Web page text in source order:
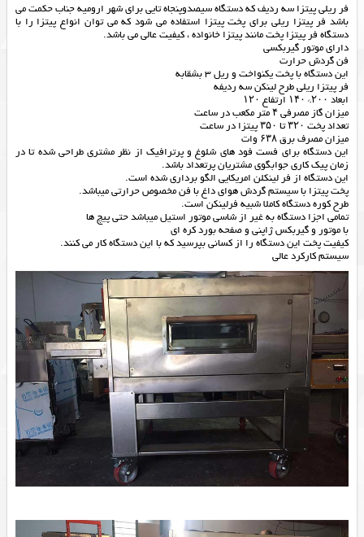
فر ریلی پیتزا سه ردیف که دستگاه سیصدوپنجاه تايي برای شهر اروميه جناب حكمت می
باشد فر پیتزا ریلی برای پخت پیتزا استفاده می شود که می توان انواع پیتزا را با
دستگاه فر پیتزا پخت مانند پیتزا خانواده ، کیفیت عالی می باشد.
دارای موتور گیربکسی
فن گردش حرارت
اين دستگاه با پخت يكنواخت و ريل ٣ بشقابه
فر پیتزا ریلی طرح لینکن سه ردیفه
ابعاد ۲۰۰* ۱۴۰ ارتفاع ۱۲۰
میزان گاز مصرفی ۴ متر مکعب در ساعت
تعداد پخت ۳۲۰ تا ۳۵۰ پیتزا در ساعت
میزان مصرف برق ۶۳۸ وات
این دستگاه برای فست فود های شلوغ و پرترافیک از نظر مشتری طراحی شده تا در
زمان پیک کاری جوابگوی مشتریان پرتعداد باشد.
این دستگاه از فر لینکلن امریکایی الگو برداری شده است.
پخت پیتزا با سیستم گردش هوای داغ با فن مخصوص حرارتی میباشد.
طرح کوره دستگاه کاملا شبیه فرلینکن است.
تمامی اجزا دستگاه به غیر از شاسی موتور استیل میباشد حتی پیچ ها
با موتور و گیربکس ژاپنی و صفحه بورد کره ای
کیفیت پخت این دستگاه را از کسانی بپرسید که با این دستگاه کار می کنند.
سیستم کارکرد عالی